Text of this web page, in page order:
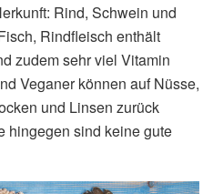
Rind, Schwein und
Rindfleisch enthält
zudem sehr viel Vitamin
Veganer können auf Nüsse,
und Linsen zurück
hingegen sind keine gute